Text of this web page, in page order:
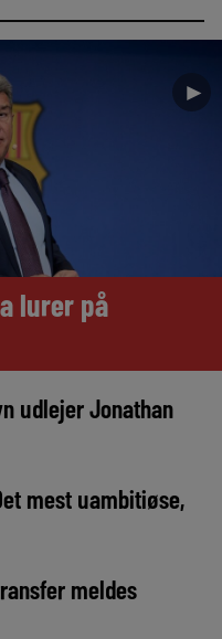
►
lurer på
udlejer Jonathan
mest uambitiøse,
meldes